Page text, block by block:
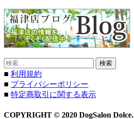
検
索:
■ 利用規約
■ プライバシーポリシー
■ 特定商取引に関する表示
COPYRIGHT © 2020 DogSalon Dolce.